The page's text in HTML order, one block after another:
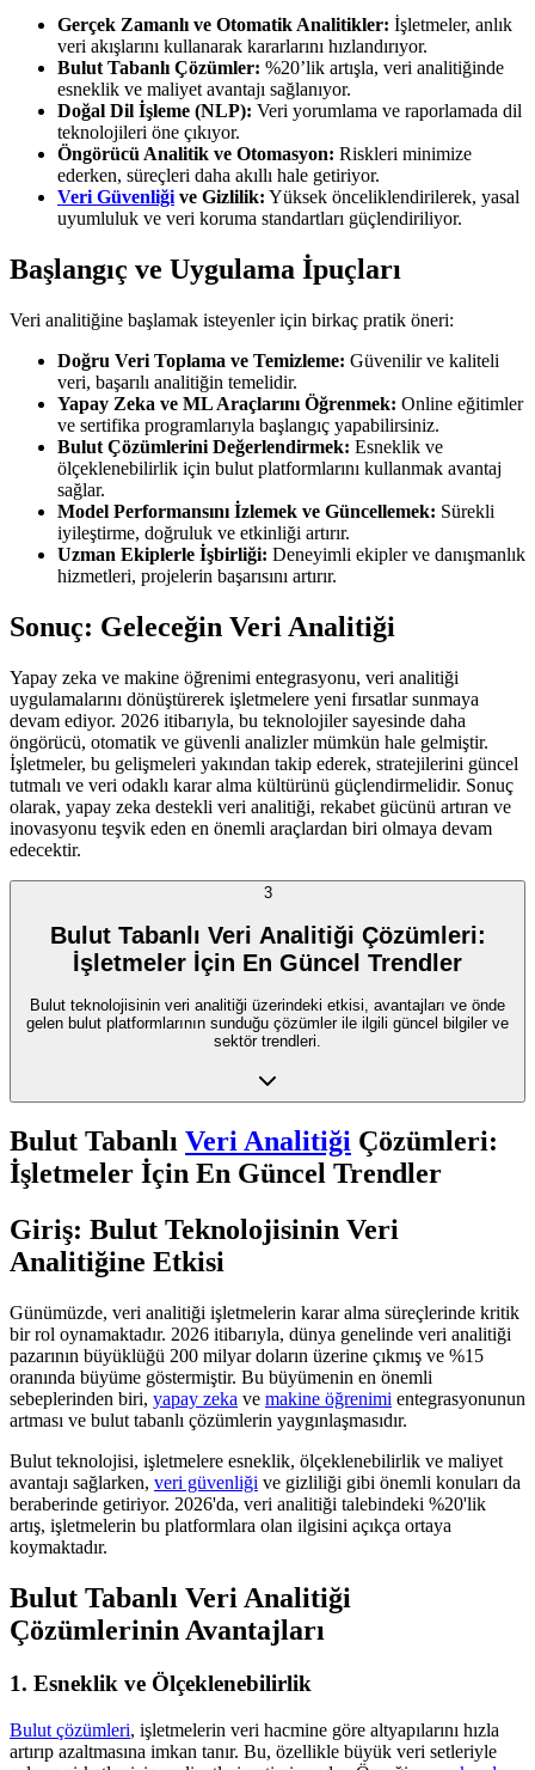
Gerçek Zamanlı ve Otomatik Analitikler: İşletmeler, anlık
veri akışlarını kullanarak kararlarını hızlandırıyor.
Bulut Tabanlı Çözümler: %20’lik artışla, veri analitiğinde
esneklik ve maliyet avantajı sağlanıyor.
Doğal Dil İşleme (NLP): Veri yorumlama ve raporlamada dil
teknolojileri öne çıkıyor.
Öngörücü Analitik ve Otomasyon: Riskleri minimize
ederken, süreçleri daha akıllı hale getiriyor.
Veri Güvenliğive Gizlilik: Yüksek önceliklendirilerek, yasal
uyumluluk ve veri koruma standartları güçlendiriliyor.
Başlangıç ve Uygulama İpuçları
Veri analitiğine başlamak isteyenler için birkaç pratik öneri:
Doğru Veri Toplama ve Temizleme: Güvenilir ve kaliteli
veri, başarılı analitiğin temelidir.
Yapay Zeka ve ML Araçlarını Öğrenmek: Online eğitimler
ve sertifika programlarıyla başlangıç yapabilirsiniz.
Bulut Çözümlerini Değerlendirmek: Esneklik ve
ölçeklenebilirlik için bulut platformlarını kullanmak avantaj
sağlar.
Model Performansını İzlemek ve Güncellemek: Sürekli
iyileştirme, doğruluk ve etkinliği artırır.
Uzman Ekiplerle İşbirliği: Deneyimli ekipler ve danışmanlık
hizmetleri, projelerin başarısını artırır.
Sonuç: Geleceğin Veri Analitiği
Yapay zeka ve makine öğrenimi entegrasyonu, veri analitiği
uygulamalarını dönüştürerek işletmelere yeni fırsatlar sunmaya
devam ediyor. 2026 itibarıyla, bu teknolojiler sayesinde daha
öngörücü, otomatik ve güvenli analizler mümkün hale gelmiştir.
İşletmeler, bu gelişmeleri yakından takip ederek, stratejilerini güncel
tutmalı ve veri odaklı karar alma kültürünü güçlendirmelidir. Sonuç
olarak, yapay zeka destekli veri analitiği, rekabet gücünü artıran ve
inovasyonu teşvik eden en önemli araçlardan biri olmaya devam
edecektir.
3
Bulut Tabanlı Veri Analitiği Çözümleri:
İşletmeler İçin En Güncel Trendler
Bulut teknolojisinin veri analitiği üzerindeki etkisi, avantajları ve önde
gelen bulut platformlarının sunduğu çözümler ile ilgili güncel bilgiler ve
sektör trendleri.
Bulut Tabanlı Veri Analitiği Çözümleri:
İşletmeler İçin En Güncel Trendler
Giriş: Bulut Teknolojisinin Veri
Analitiğine Etkisi
Günümüzde, veri analitiği işletmelerin karar alma süreçlerinde kritik
bir rol oynamaktadır. 2026 itibarıyla, dünya genelinde veri analitiği
pazarının büyüklüğü 200 milyar doların üzerine çıkmış ve %15
oranında büyüme göstermiştir. Bu büyümenin en önemli
sebeplerinden biri, yapay zeka ve makine öğrenimi entegrasyonunun
artması ve bulut tabanlı çözümlerin yaygınlaşmasıdır.
Bulut teknolojisi, işletmelere esneklik, ölçeklenebilirlik ve maliyet
avantajı sağlarken, veri güvenliği ve gizliliği gibi önemli konuları da
beraberinde getiriyor. 2026'da, veri analitiği talebindeki %20'lik
artış, işletmelerin bu platformlara olan ilgisini açıkça ortaya
koymaktadır.
Bulut Tabanlı Veri Analitiği
Çözümlerinin Avantajları
1. Esneklik ve Ölçeklenebilirlik
Bulut çözümleri, işletmelerin veri hacmine göre altyapılarını hızla
artırıp azaltmasına imkan tanır. Bu, özellikle büyük veri setleriyle